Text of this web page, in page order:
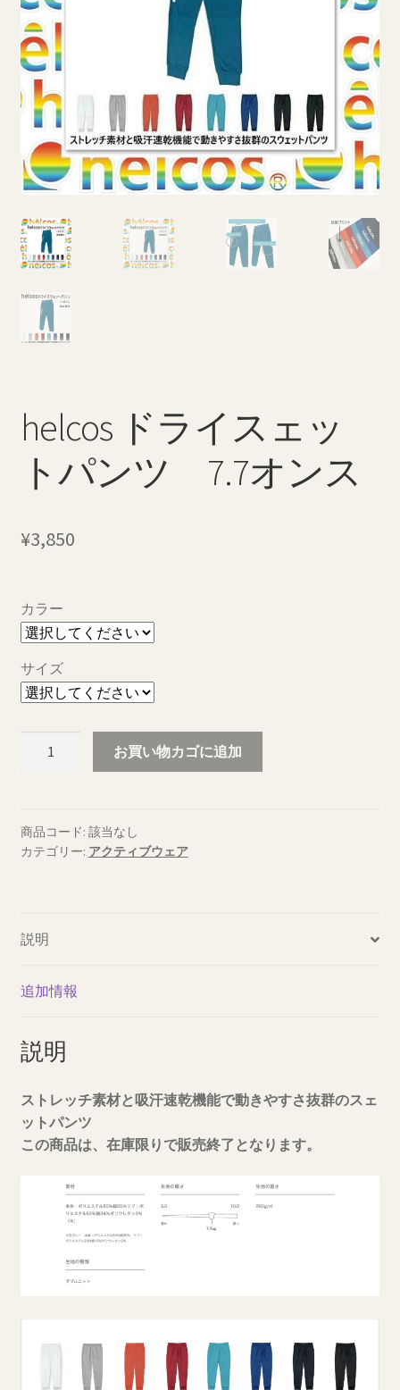
商品ラインナップ
営業所案内
支払い
新規登録
返品・払い戻しポリシー
配送料について
helcos ドライスェッ
トパンツ 7.7オンス
¥3,850
カラー
サイズ
ス
ェ
ン
7.7
ス
お買い物カゴに追加
商品コード: 該当なし
カテゴリー: アクティブウェア
説明
追加情報
説明
ストレッチ素材と吸汗速乾機能で動きやすさ抜群のスェ
ットパンツ
この商品は、在庫限りで販売終了となります。